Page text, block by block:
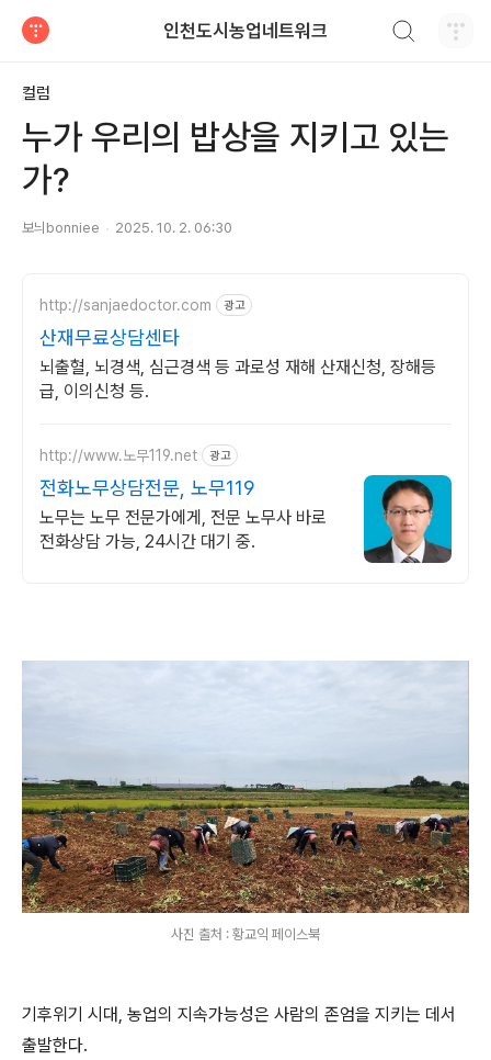
인천도시농업네트워크
컬럼
누가 우리의 밥상을 지키고 있는
가?
보늬bonniee 2025. 10. 2. 06:30
http://sanjaedoctor.com 광고
산재무료상담센타
뇌출혈, 뇌경색, 심근경색 등 과로성 재해 산재신청, 장해등
급, 이의신청 등.
http://www.노무119.net 광고
전화노무상담전문, 노무119
노무는 노무 전문가에게, 전문 노무사 바로
전화상담 가능, 24시간 대기 중.
사진 출처 : 황교익 페이스북
기후위기 시대, 농업의 지속가능성은 사람의 존엄을 지키는 데서
출발한다.